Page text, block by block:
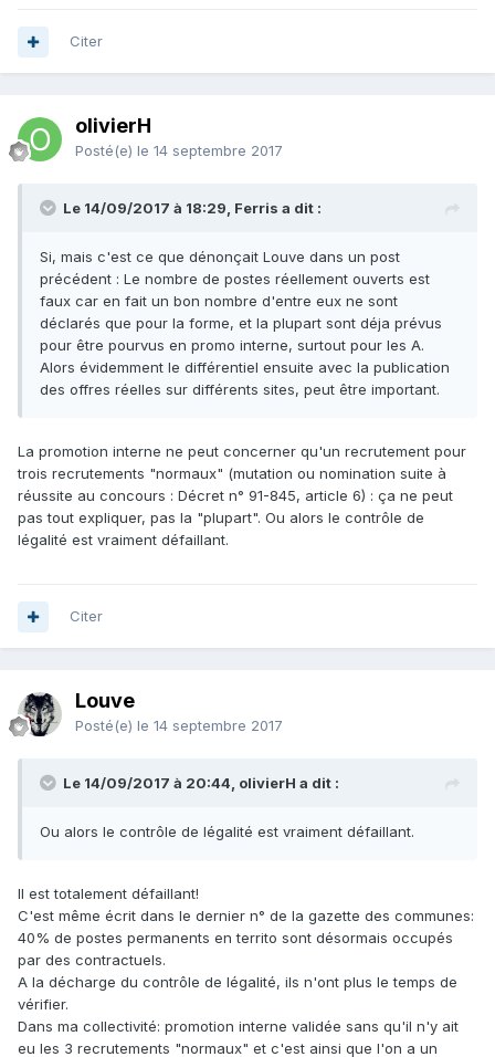
Citer
olivierH
Posté(e) le 14 septembre 2017
Le 14/09/2017 à 18:29, Ferris a dit :
Si, mais c'est ce que dénonçait Louve dans un post
précédent : Le nombre de postes réellement ouverts est
faux car en fait un bon nombre d'entre eux ne sont
déclarés que pour la forme, et la plupart sont déja prévus
pour être pourvus en promo interne, surtout pour les A.
Alors évidemment le différentiel ensuite avec la publication
des offres réelles sur différents sites, peut être important.
La promotion interne ne peut concerner qu'un recrutement pour
trois recrutements "normaux" (mutation ou nomination suite à
réussite au concours : Décret n° 91-845, article 6) : ça ne peut
pas tout expliquer, pas la "plupart". Ou alors le contrôle de
légalité est vraiment défaillant.
Citer
Louve
Posté(e) le 14 septembre 2017
Le 14/09/2017 à 20:44, olivierH a dit :
Ou alors le contrôle de légalité est vraiment défaillant.
Il est totalement défaillant!
C'est même écrit dans le dernier n° de la gazette des communes:
40% de postes permanents en territo sont désormais occupés
par des contractuels.
A la décharge du contrôle de légalité, ils n'ont plus le temps de
vérifier.
Dans ma collectivité: promotion interne validée sans qu'il n'y ait
eu les 3 recrutements "normaux" et c'est ainsi que l'on a un